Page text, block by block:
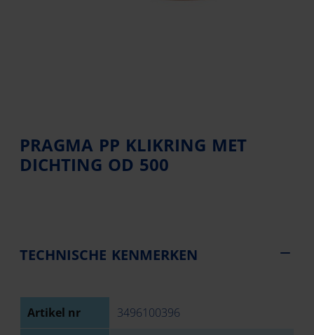
PRAGMA PP KLIKRING MET
DICHTING OD 500
TECHNISCHE KENMERKEN
Artikel nr 3496100396